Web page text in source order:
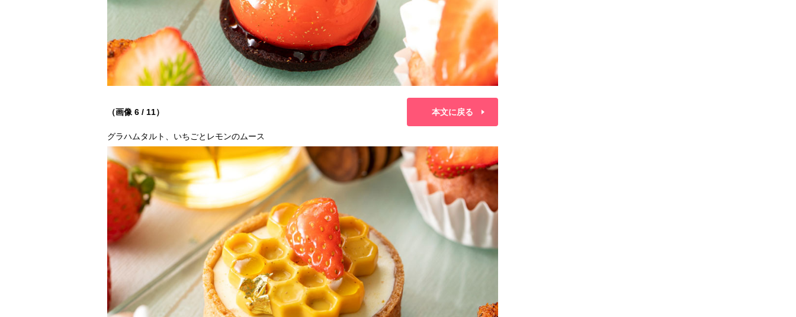
（画像 6 / 11） 本文に戻る
グラハムタルト、いちごとレモンのムース